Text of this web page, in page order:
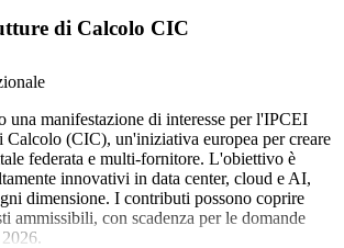
di Calcolo CIC
manifestazione di interesse per l'IPCEI
Calcolo (CIC), un'iniziativa europea per creare
federata e multi-fornitore. L'obiettivo è
innovativi in data center, cloud e AI,
dimensione. I contributi possono coprire
ammissibili, con scadenza per le domande